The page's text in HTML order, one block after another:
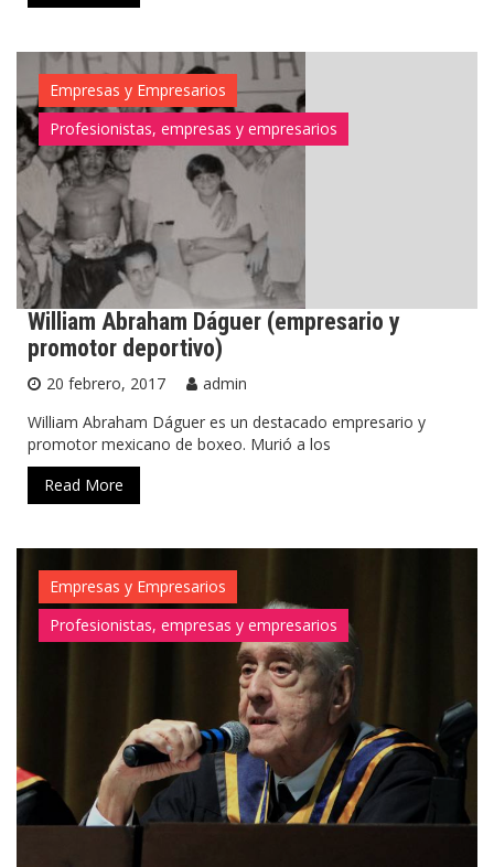
Empresas y Empresarios
Profesionistas, empresas y empresarios
William Abraham Dáguer (empresario y
promotor deportivo)
20 febrero, 2017
admin
William Abraham Dáguer es un destacado empresario y
promotor mexicano de boxeo. Murió a los
Read More
Empresas y Empresarios
Profesionistas, empresas y empresarios